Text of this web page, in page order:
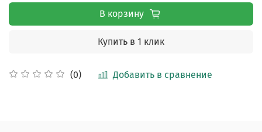
(0) Добавить в сравнение
В корзину
Купить в 1 клик